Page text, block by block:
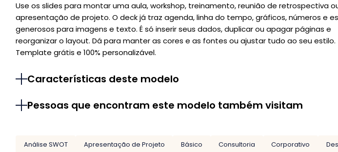
Use os slides para montar uma aula, workshop, treinamento, reunião de retrospectiva
apresentação de projeto. O deck já traz agenda, linha do tempo, gráficos, números e
generosos para imagens e texto. É só inserir seus dados, duplicar ou apagar páginas e
reorganizar o layout. Dá para manter as cores e as fontes ou ajustar tudo ao seu estilo.
Template grátis e 100% personalizável.
Características deste modelo
Pessoas que encontram este modelo também visitam
Análise SWOT Apresentação de Projeto Básico Consultoria Corporativo